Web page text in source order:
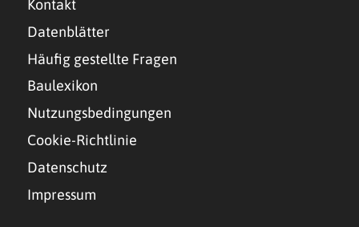
Kontakt
Datenblätter
Häufig gestellte Fragen
Baulexikon
Nutzungsbedingungen
Cookie-Richtlinie
Datenschutz
Impressum